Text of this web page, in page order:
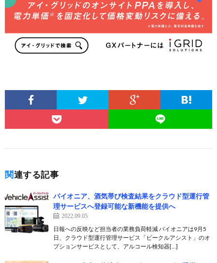
関連する記事
パイオニア、酒気帯び検査結果をクラウド型運行管
理サービスへ登録可能な新機能を提供へ
2022.09.05
日報への反映など担当者の業務負荷軽減 パイオニアは9月5
日、クラウド型運行管理サービス「ビークルアシスト」のオ
プションサービスとして、アルコール検知器[…]